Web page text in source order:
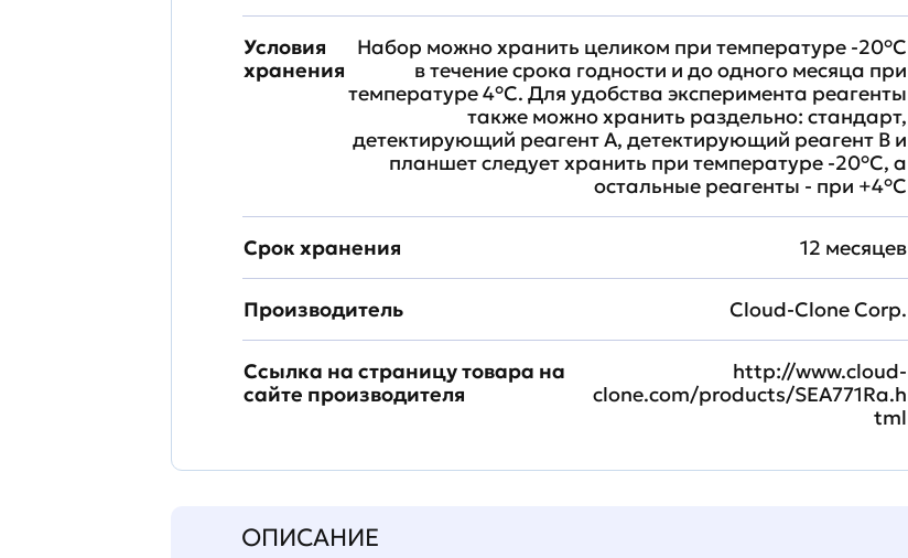
Условия
хранения
Набор можно хранить целиком при температуре -20°C
в течение срока годности и до одного месяца при
температуре 4°C. Для удобства эксперимента реагенты
также можно хранить раздельно: стандарт,
детектирующий реагент A, детектирующий реагент B и
планшет следует хранить при температуре -20°C, а
остальные реагенты - при +4°С
Срок хранения 12 месяцев
Производитель Cloud-Clone Corp.
Ссылка на страницу товара на
сайте производителя
http://www.cloud-
clone.com/products/SEA771Ra.h
tml
ОПИСАНИЕ